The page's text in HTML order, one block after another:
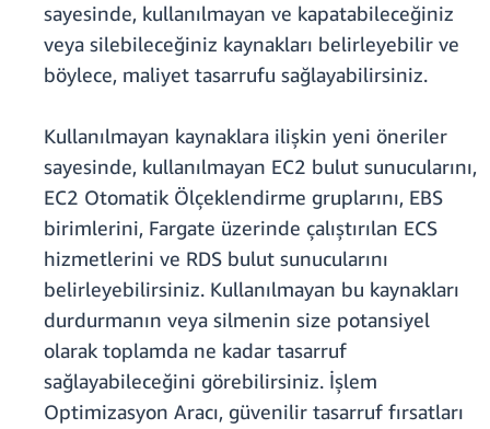
sayesinde, kullanılmayan ve kapatabileceğiniz
veya silebileceğiniz kaynakları belirleyebilir ve
böylece, maliyet tasarrufu sağlayabilirsiniz.
Kullanılmayan kaynaklara ilişkin yeni öneriler
sayesinde, kullanılmayan EC2 bulut sunucularını,
EC2 Otomatik Ölçeklendirme gruplarını, EBS
birimlerini, Fargate üzerinde çalıştırılan ECS
hizmetlerini ve RDS bulut sunucularını
belirleyebilirsiniz. Kullanılmayan bu kaynakları
durdurmanın veya silmenin size potansiyel
olarak toplamda ne kadar tasarruf
sağlayabileceğini görebilirsiniz. İşlem
Optimizasyon Aracı, güvenilir tasarruf fırsatları